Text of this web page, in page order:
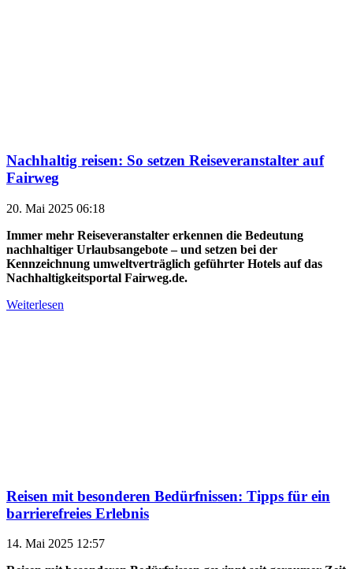
Nachhaltig reisen: So setzen Reiseveranstalter auf
Fairweg
20. Mai 2025 06:18
Immer mehr Reiseveranstalter erkennen die Bedeutung
nachhaltiger Urlaubsangebote – und setzen bei der
Kennzeichnung umweltverträglich geführter Hotels auf das
Nachhaltigkeitsportal Fairweg.de.
Weiterlesen
Reisen mit besonderen Bedürfnissen: Tipps für ein
barrierefreies Erlebnis
14. Mai 2025 12:57